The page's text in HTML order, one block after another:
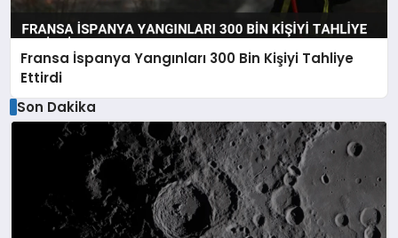
Fransa İspanya Yangınları 300 Bin Kişiyi Tahliye
Ettirdi
Son Dakika